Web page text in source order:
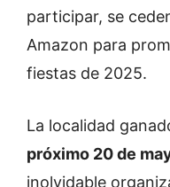
participar, se
Amazon para
fiestas de 2025.
La localidad
próximo 20 de
inolvidable